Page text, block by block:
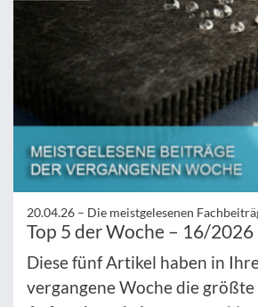
20.04.26 – Die meistgelesenen
Top 5 der Woche – 16/2026
Diese fünf Artikel haben in
vergangene Woche die größte